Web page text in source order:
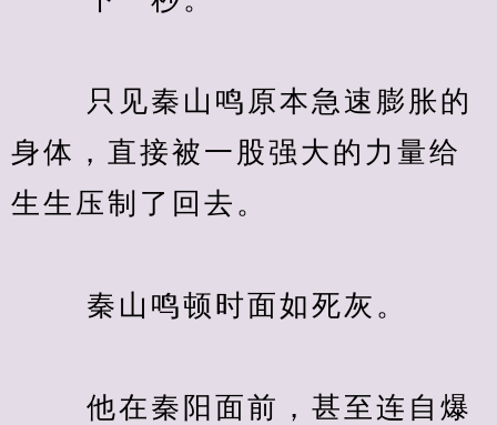
只见秦山鸣原本急速膨胀的
身体，直接被一股强大的力量给
生生压制了回去。
秦山鸣顿时面如死灰。
他在秦阳面前，甚至连自爆